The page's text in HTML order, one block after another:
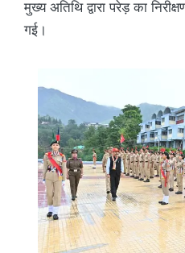
मुख्य अतिथि द्वारा परेड़ का
गई।